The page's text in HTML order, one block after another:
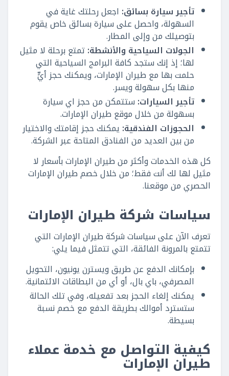
تأجير سيارة بسائق: اجعل رحلتك غاية في
السهولة، واحصل على سيارة بسائق خاص يقوم
بتوصيلك من وإلى المطار.
الجولات السياحية والأنشطة: تمتع برحلة لا مثيل
لها؛ إذ إنك ستجد كافة البرامج السياحية التي
حلمت بها مع طيران الإمارات، ويمكنك حجز أيٍّ
منها بكل سهولة ويسر.
تأجير السيارات: ستتمكن من حجز اي سيارة
بسهولة من خلال موقع طيران الإمارات.
الحجوزات الفندقية: يمكنك حجز إقامتك والاختيار
من بين العديد من الفنادق المتاحة عبر الشركة.
كل هذه الخدمات وأكثر من طيران الإمارات بأسعار لا
مثيل لها لك أنت فقط؛ من خلال خصم طيران الإمارات
الحصري من موقعنا.
سياسات شركة طيران الإمارات
تعرف الآن على سياسات شركة طيران الإمارات التي
تتمتع بالمرونة الفائقة، التي تتمثل فيما يلي:
بإمكانك الدفع عن طريق ويسترن يونيون، التحويل
المصرفي، باي بال، أو أي من البطاقات الائتمانية.
يمكنك إلغاء الحجز بعد تفعيله، وفي تلك الحالة
ستسترد أموالك بطريقة الدفع مع خصم نسبة
بسيطة.
كيفية التواصل مع خدمة عملاء
طيران الإمارات